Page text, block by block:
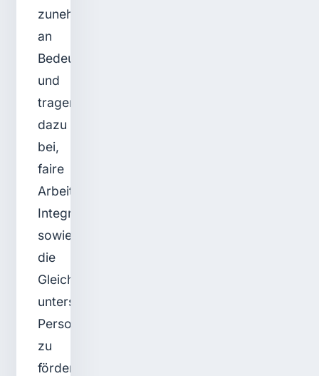
zunehmend
an
Bedeutung
und
tragen
dazu
bei,
faire
Arbeitsbedingungen,
Integration
sowie
die
Gleichbehandlung
unterschiedlicher
Personengruppen
zu
fördern.